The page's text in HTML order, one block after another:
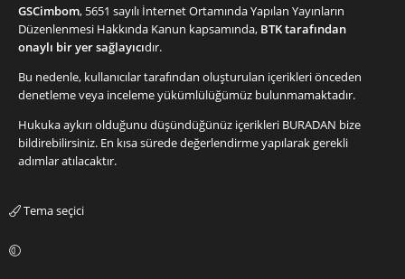
GSCimbom, 5651 sayılı İnternet Ortamında Yapılan Yayınların
Düzenlenmesi Hakkında Kanun kapsamında, BTK tarafından
onaylı bir yer sağlayıcıdır.
Bu nedenle, kullanıcılar tarafından oluşturulan içerikleri önceden
denetleme veya inceleme yükümlülüğümüz bulunmamaktadır.
Hukuka aykırı olduğunu düşündüğünüz içerikleri BURADAN bize
bildirebilirsiniz. En kısa sürede değerlendirme yapılarak gerekli
adımlar atılacaktır.
Tema seçici